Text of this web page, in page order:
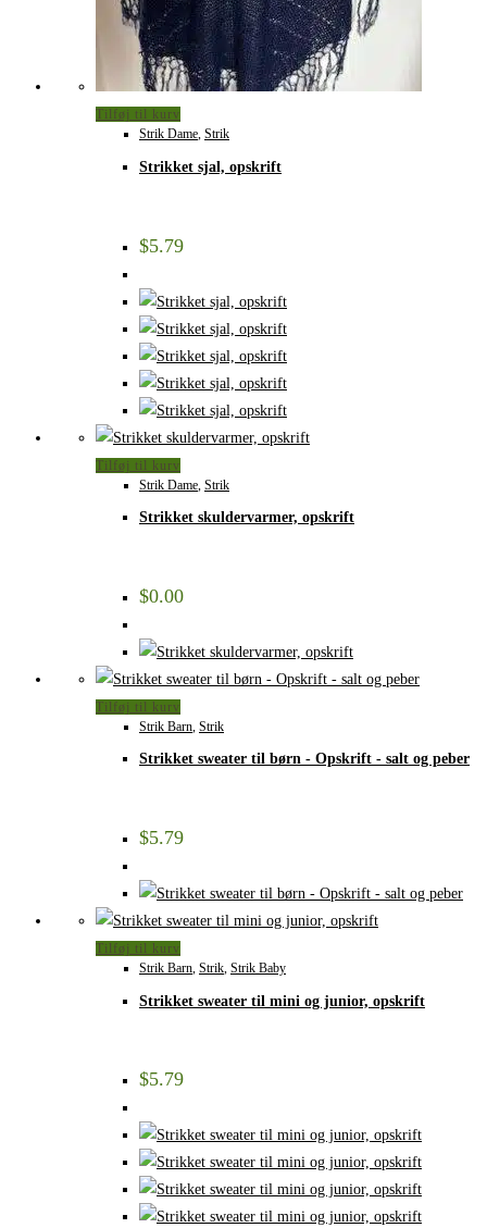
Tilføj til kurv
Strik Dame, Strik
Strikket sjal, opskrift
$5.79
Tilføj til kurv
Strik Dame Strik
Strikket skuldervarmer, opskrift
$0.00
Tilføj til kurv
Strik Barn, Strik
Strikket sweater til børn - Opskrift - salt og peber
$5.79
Tilføj til kurv
Strik Barn, Strik, Strik Baby
Strikket sweater til mini og junior, opskrift
$5.79